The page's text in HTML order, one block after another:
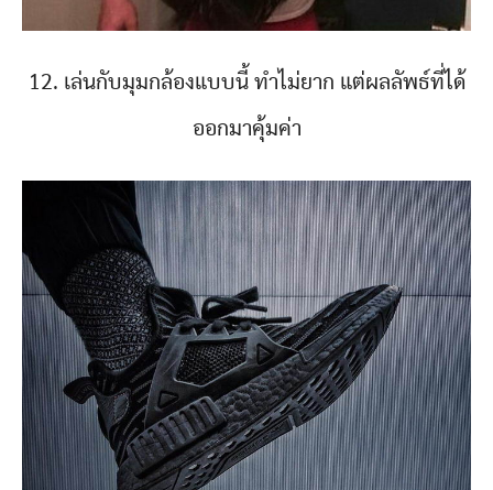
12. เล่นกับมุมกล้องแบบนี้ ทำไม่ยาก แต่ผลลัพธ์ที่ได้
ออกมาคุ้มค่า